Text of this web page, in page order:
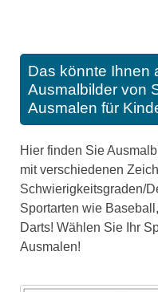
Das könnte Ihnen
Ausmalbilder von
Ausmalen für
Hier finden Sie
mit verschiedenen
Schwierigkeitsgraden/
Sportarten wie
Darts! Wählen Sie Ihr
Ausmalen!